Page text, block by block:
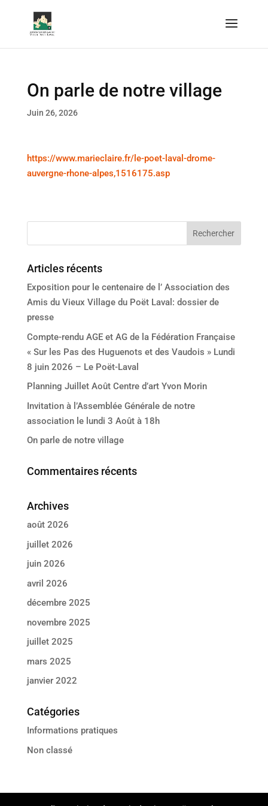
On parle de notre village
Juin 26, 2026
https://www.marieclaire.fr/le-poet-laval-drome-
auvergne-rhone-alpes,1516175.asp
Articles récents
Exposition pour le centenaire de l’ Association des
Amis du Vieux Village du Poët Laval: dossier de
presse
Compte-rendu AGE et AG de la Fédération Française
« Sur les Pas des Huguenots et des Vaudois » Lundi
8 juin 2026 – Le Poët-Laval
Planning Juillet Août Centre d’art Yvon Morin
Invitation à l’Assemblée Générale de notre
association le lundi 3 Août à 18h
On parle de notre village
Commentaires récents
Archives
août 2026
juillet 2026
juin 2026
avril 2026
décembre 2025
novembre 2025
juillet 2025
mars 2025
janvier 2022
Catégories
Informations pratiques
Non classé